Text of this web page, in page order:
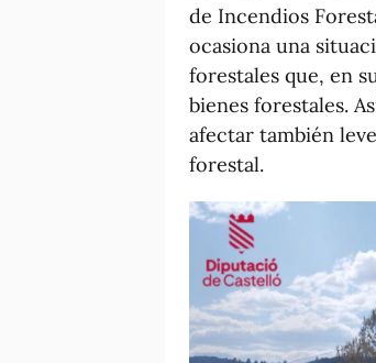
de Incendios
ocasiona una
forestales que, en
bienes forestales.
afectar también
forestal.